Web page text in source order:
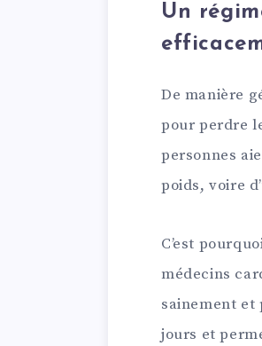
Un
De manière
pour perdre
personnes
poids, voire
C’est
médecins
sainement et
jours et